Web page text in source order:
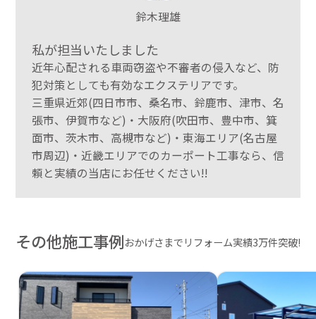
鈴木理雄
私が担当いたしました
近年心配される車両窃盗や不審者の侵入など、防
犯対策としても有効なエクステリアです。
三重県近郊(四日市市、桑名市、鈴鹿市、津市、名
張市、伊賀市など)・大阪府(吹田市、豊中市、箕
面市、茨木市、高槻市など)・東海エリア(名古屋
市周辺)・近畿エリアでのカーポート工事なら、信
頼と実績の当店にお任せください!!
その他施工事例おかげさまでリフォーム実績3万件突破!